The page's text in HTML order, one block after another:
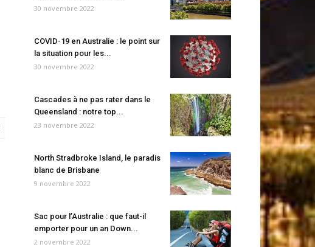
30 novembre 2022
COVID-19 en Australie : le point sur
la situation pour les...
30 novembre 2022
Cascades à ne pas rater dans le
Queensland : notre top...
23 novembre 2022
North Stradbroke Island, le paradis
blanc de Brisbane
9 novembre 2022
Sac pour l’Australie : que faut-il
emporter pour un an Down...
2 novembre 2022